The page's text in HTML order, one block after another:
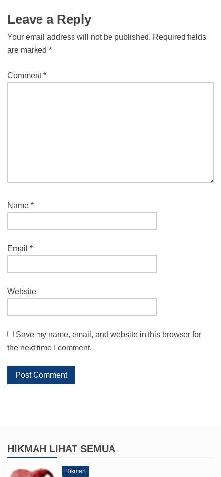
Leave a Reply
Your email address will not be published. Required fields
are marked *
Comment*
Name *
Email *
Website
Save my name, email, and website in this browser for
the next time I comment.
HIKMAH LIHAT SEMUA
Hikmah